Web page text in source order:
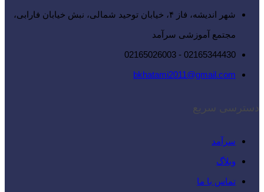
شهر اندیشه، فاز ۴، خیابان توحید شمالی، نبش خیابان فارابی،
مجتمع آموزشی سرآمد
02165344430 - 02165026003
bkhatami2011@gmail.com
دسترسی سریع
سرآمد
وبلاگ
تماس با ما